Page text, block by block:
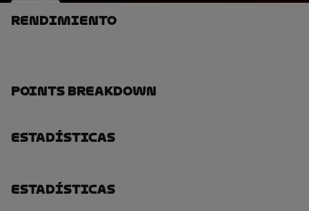
Rendimiento
Points Breakdown
Estadísticas
Estadísticas